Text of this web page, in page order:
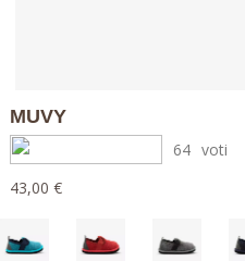
MUVY
64 voti
43,00 €